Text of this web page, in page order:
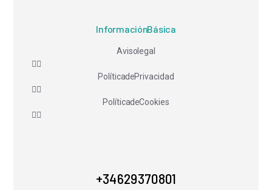
Información Básica
Aviso legal
Política de Privacidad
Política de Cookies
+34 629 370 801